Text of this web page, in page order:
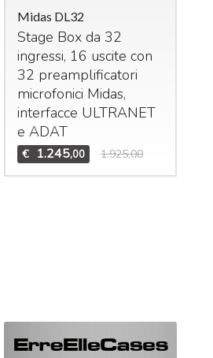
Midas DL32
Stage Box da 32
ingressi, 16 uscite con
32 preamplificatori
microfonici Midas,
interfacce ULTRANET
eADAT
€ 1.245,00 1.925,00